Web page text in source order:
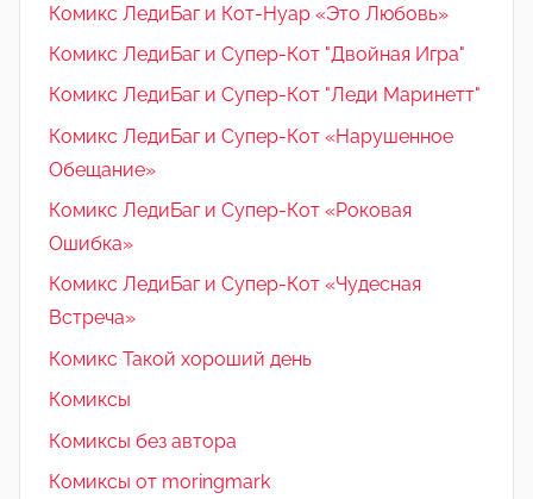
Комикс ЛедиБаг и Кот-Нуар «Это Любовь»
Комикс ЛедиБаг и Супер-Кот "Двойная Игра"
Комикс ЛедиБаг и Супер-Кот "Леди Маринетт"
Комикс ЛедиБаг и Супер-Кот «Нарушенное
Обещание»
Комикс ЛедиБаг и Супер-Кот «Роковая
Ошибка»
Комикс ЛедиБаг и Супер-Кот «Чудесная
Встреча»
Комикс Такой хороший день
Комиксы
Комиксы без автора
Комиксы от moringmark